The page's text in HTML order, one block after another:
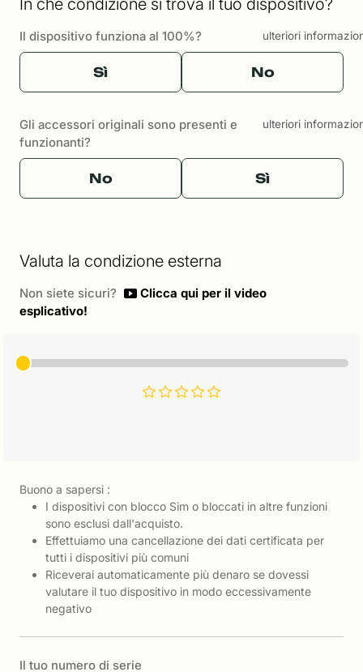
In che condizione si trova il tuo dispositivo?
Il dispositivo funziona al 100%? ulteriori
Sì No
Gli accessori originali sono presenti e
funzionanti?
ulteriori
No Sì
Valuta la condizione esterna
Non siete sicuri?
Clicca qui per il video
esplicativo!
Buono a sapersi :
I dispositivi con blocco Sim o bloccati in altre funzioni
sono esclusi dall'acquisto.
Effettuiamo una cancellazione dei dati certificata per
tutti i dispositivi più comuni
Riceverai automaticamente più denaro se dovessi
valutare il tuo dispositivo in modo eccessivamente
negativo
Il tuo numero di serie